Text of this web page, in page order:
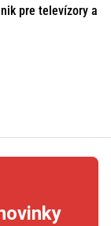
pre televízory a